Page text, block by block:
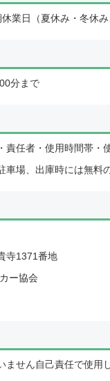
業日（夏休み・冬休み
分まで
任者・使用時間帯・
車場、出庫時には無料
寺1371番地
ー協会
せん自己責任で使用